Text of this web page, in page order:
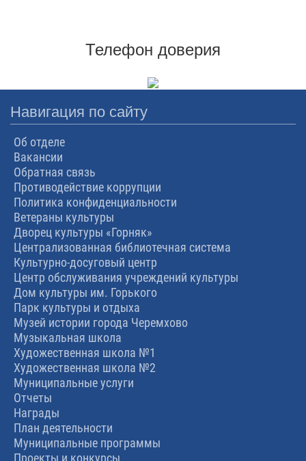
Телефон доверия
Навигация по сайту
Об отделе
Вакансии
Обратная связь
Противодействие коррупции
Политика конфиденциальности
Ветераны культуры
Дворец культуры «Горняк»
Централизованная библиотечная система
Культурно-досуговый центр
Центр обслуживания учреждений культуры
Дом культуры им. Горького
Парк культуры и отдыха
Музей истории города Черемхово
Музыкальная школа
Художественная школа №1
Художественная школа №2
Муниципальные услуги
Отчеты
Награды
План деятельности
Муниципальные программы